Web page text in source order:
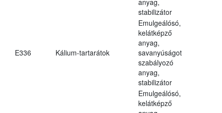
stabilizátor
E336 Kálium-tartarátok
Emulgeálósó,
kelátképző
anyag,
savanyúságot
szabályozó
anyag,
stabilizátor
Emulgeálósó,
kelátképző